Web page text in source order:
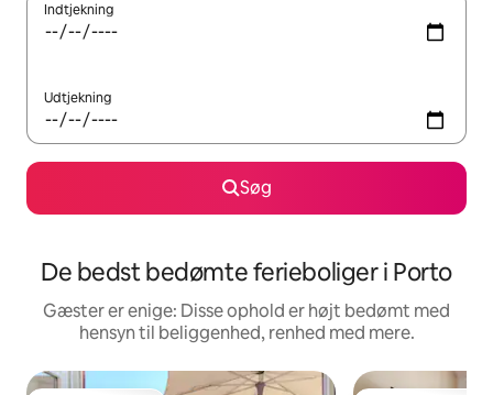
Indtjekning
Udtjekning
Søg
De bedst bedømte ferieboliger i Porto
Gæster er enige: Disse ophold er højt bedømt med
hensyn til beliggenhed, renhed med mere.